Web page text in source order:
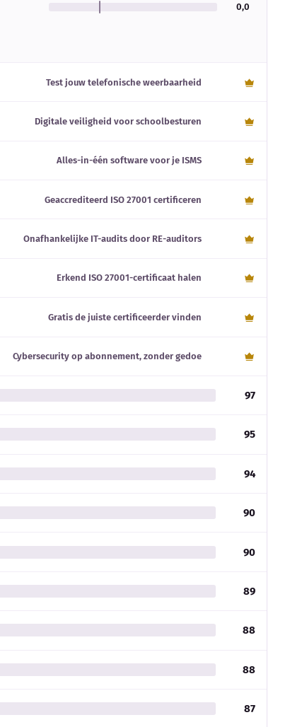
0,0
Test jouw telefonische weerbaarheid
Digitale veiligheid voor schoolbesturen
Alles-in-één software voor je ISMS
Geaccrediteerd ISO 27001 certificeren
Onafhankelijke IT-audits door RE-auditors
Erkend ISO 27001-certificaat halen
Gratis de juiste certificeerder vinden
Cybersecurity op abonnement, zonder gedoe
97
95
94
90
90
89
88
88
87